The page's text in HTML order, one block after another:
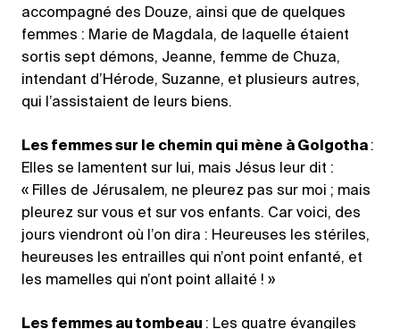
accompagné des Douze, ainsi que de quelques
femmes : Marie de Magdala, de laquelle étaient
sortis sept démons, Jeanne, femme de Chuza,
intendant d’Hérode, Suzanne, et plusieurs autres,
qui l’assistaient de leurs biens.
Les femmes sur le chemin qui mène à Golgotha :
Elles se lamentent sur lui, mais Jésus leur dit :
« Filles de Jérusalem, ne pleurez pas sur moi ; mais
pleurez sur vous et sur vos enfants. Car voici, des
jours viendront où l’on dira : Heureuses les stériles,
heureuses les entrailles qui n’ont point enfanté, et
les mamelles qui n’ont point allaité ! »
Les femmes au tombeau : Les quatre évangiles